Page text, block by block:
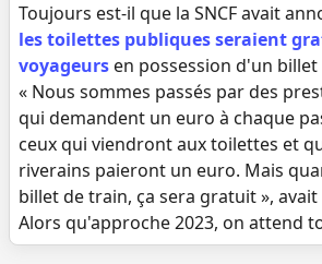
Toujours est-il que la SNCF avait
les toilettes publiques seraient
voyageurs en possession d'un
« Nous sommes passés par des
qui demandent un euro à chaque
ceux qui viendront aux toilettes et
riverains paieront un euro. Mais
billet de train, ça sera gratuit », avait
Alors qu'approche 2023, on attend